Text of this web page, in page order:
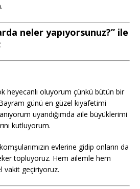
neler yapıyorsunuz?” ile
heyecanlı oluyorum çünkü bütün bir
günü en güzel kıyafetimi
uyandığımda aile büyüklerimi
kutluyorum.
evlerine gidip onların da
topluyoruz. Hem ailemle hem
vakit geçiriyoruz.